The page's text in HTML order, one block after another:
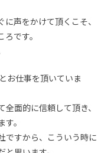
声をかけて頂くこそ、
です。
お仕事を頂いていま
面的に信頼して頂き、
。
ですから、こういう時に